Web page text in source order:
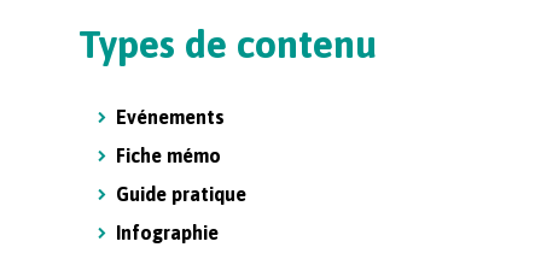
Types de contenu
Evénements
Fiche mémo
Guide pratique
Infographie